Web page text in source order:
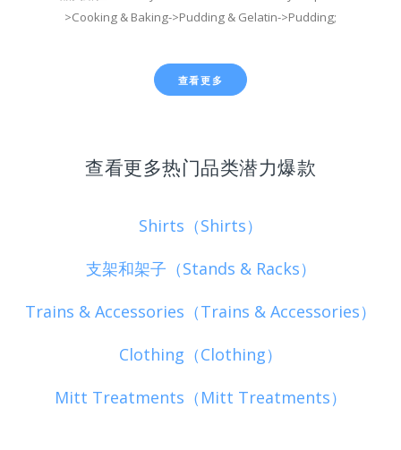
>Cooking & Baking->Pudding & Gelatin->Pudding;
查看更多
查看更多热门品类潜力爆款
Shirts（Shirts）
支架和架子（Stands & Racks）
Trains & Accessories（Trains & Accessories）
Clothing（Clothing）
Mitt Treatments（Mitt Treatments）